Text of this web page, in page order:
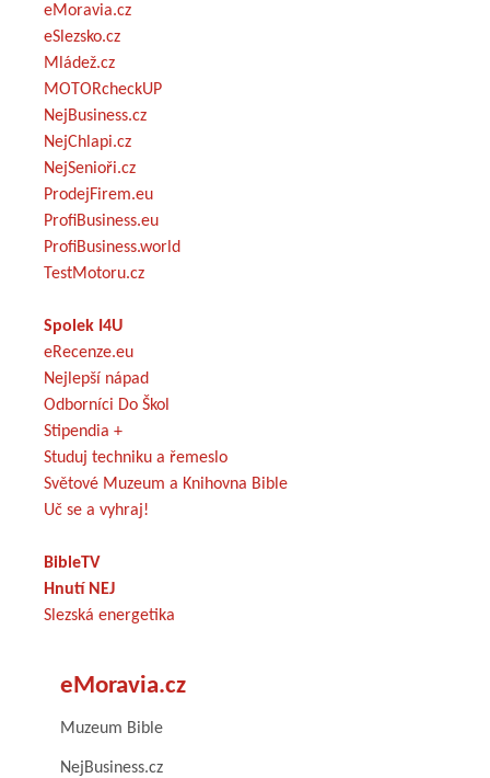
eMoravia.cz
eSlezsko.cz
Mládež.cz
MOTORcheckUP
NejBusiness.cz
NejChlapi.cz
NejSenioři.cz
ProdejFirem.eu
ProfiBusiness.eu
ProfiBusiness.world
TestMotoru.cz
Spolek I4U
eRecenze.eu
Nejlepší nápad
Odborníci Do Škol
Stipendia +
Studuj techniku a řemeslo
Světové Muzeum a Knihovna Bible
Uč se a vyhraj!
BibleTV
Hnutí NEJ
Slezská energetika
eMoravia.cz
Muzeum Bible
NejBusiness.cz